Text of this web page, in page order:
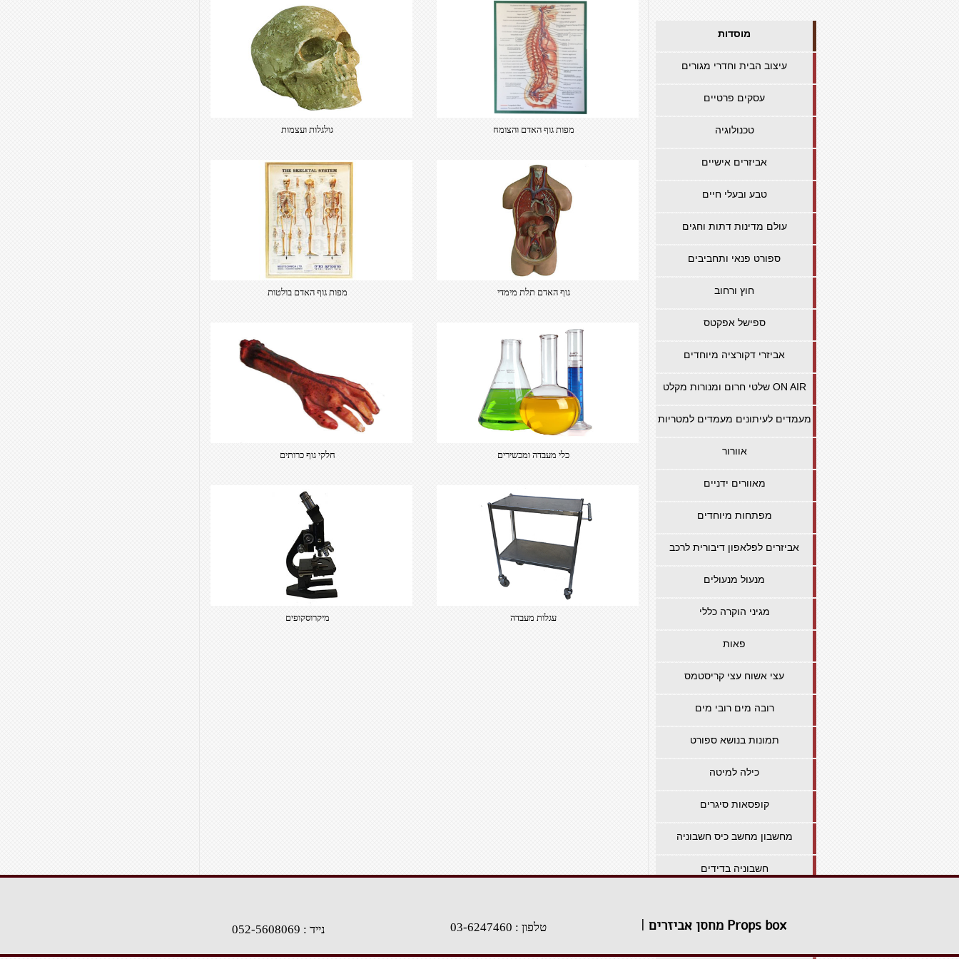
גולגלות ועצמות מפות גוף האדם והצומח
מפות גוף האדם בולטות גוף האדם תלת מימדי
חלקי גוף כרותים כלי מעבדה ומכשירים
מיקרוסקופים עגלות מעבדה
מוסדות
עיצוב הבית וחדרי מגורים
עסקים פרטיים
טכנולוגיה
אביזרים אישיים
טבע ובעלי חיים
עולם מדינות דתות וחגים
ספורט פנאי ותחביבים
חוץ ורחוב
ספישל אפקטס
אביזרי דקורציה מיוחדים
שלטי חרום ומנורות מקלט ON AIR
מעמדים לעיתונים מעמדים למטריות
אוורור
מאוורים ידניים
מפתחות מיוחדים
אביזרים לפלאפון דיבורית לרכב
מנעול מנעולים
מגיני הוקרה כללי
פאות
עצי אשוח עצי קריסטמס
רובה מים רובי מים
תמונות בנושא ספורט
כילה למיטה
קופסאות סיגרים
מחשבון מחשב כיס חשבוניה
חשבוניה בדידים
תעאי- איטליה
Props box מחסן אביזרים | טלפון : 03-6247460 נייד : 052-5608069